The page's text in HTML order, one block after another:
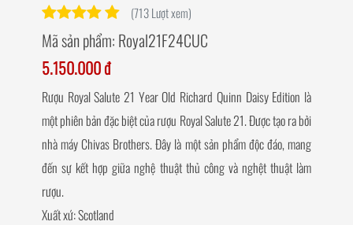
(713 Lượt xem)
Mã sản phẩm: Royal21F24CUC
5.150.000 đ
Rượu Royal Salute 21 Year Old Richard Quinn Daisy Edition là
một phiên bản đặc biệt của rượu Royal Salute 21. Được tạo ra bởi
nhà máy Chivas Brothers. Đây là một sản phẩm độc đáo, mang
đến sự kết hợp giữa nghệ thuật thủ công và nghệt thuật làm
rượu.
Xuất xứ: Scotland